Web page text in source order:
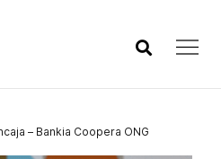
– Bankia Coopera ONG